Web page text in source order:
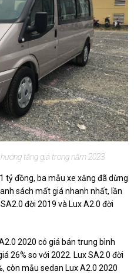
tăng giá trong năm 2023.
tỷ đồng, ba mẫu xe xăng đã dừng
sách mất giá nhanh nhất, lần
đời 2019 và Lux A2.0 đời
2020 có giá bán trung bình
26% so với 2022. Lux SA2.0 đời
còn mẫu sedan Lux A2.0 2020